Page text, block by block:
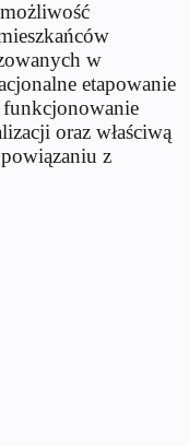
w
etapowanie
oraz właściwą
z